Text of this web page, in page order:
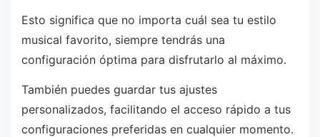
Esto significa que no importa cuál sea tu estilo
musical favorito, siempre tendrás una
configuración óptima para disfrutarlo al máximo.
También puedes guardar tus ajustes
personalizados, facilitando el acceso rápido a tus
configuraciones preferidas en cualquier momento.